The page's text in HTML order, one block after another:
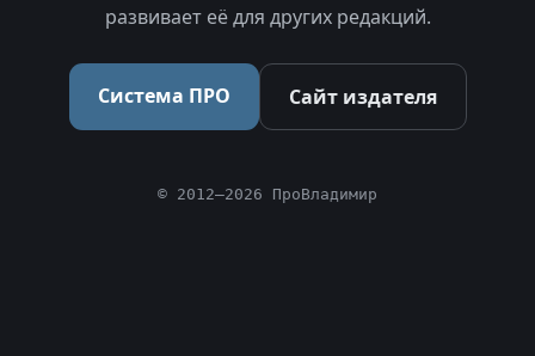
развивает её для других редакций.
Система ПРО Сайт издателя
© 2012–2026 ПроВладимир